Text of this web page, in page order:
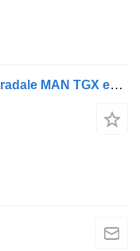
Asse 81.35401-5820 per trattore stradale MAN TGX euro 6